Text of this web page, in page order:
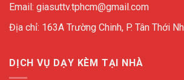
Email: giasuttv.tphcm@gmail.com
Địa chỉ: 163A Trường Chinh, P. Tân Thới
DỊCH VỤ DẠY KÈM TẠI NHÀ